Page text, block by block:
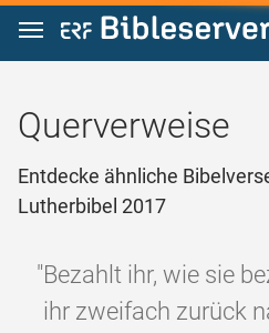
Zum Inhalt springen
Querverweise
Entdecke ähnliche
Lutherbibel 2017
"Bezahlt ihr, wie sie
ihr zweifach zurück